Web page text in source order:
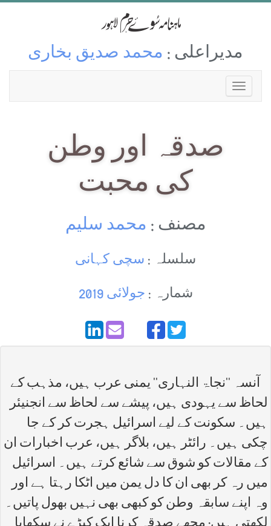
مدیراعلی : محمد صدیق بخاری
صدقہ اور وطن
کی محبت
مصنف : محمد سلیم
سلسلہ : سچی کہانی
شمارہ : جولائی 2019
آنسہ ''نجاۃ النہاری'' یمنی عرب ہیں، مذہب کے
لحاظ سے یہودی ہیں، پیشے سے لحاظ سے انجنیئر
ہیں۔ سکونت کے لیے اسرائیل ہجرت کر کے جا
چکی ہیں۔ رائٹر ہیں، بلاگر ہیں، عرب اخبارات ان
کے مقالات کو شوق سے شائع کرتے ہیں۔ اسرائیل
میں رہ کر بھی ان کا دل یمن میں اٹکا رہتا ہے اور
وہ اپنے سابقہ وطن کو کبھی بھی نہیں بھول پاتیں۔